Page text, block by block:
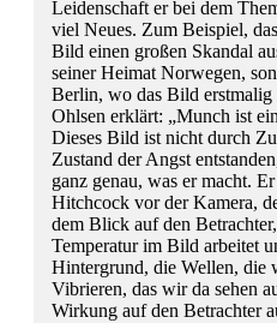
Leidenschaft er bei dem
viel Neues. Zum Beispiel,
Bild einen großen Skandal
seiner Heimat Norwegen,
Berlin, wo das Bild
Ohlsen erklärt: „Munch ist
Dieses Bild ist nicht durch
Zustand der Angst
ganz genau, was er macht.
Hitchcock vor der Kamera,
dem Blick auf den
Temperatur im Bild arbeitet
Hintergrund, die Wellen, die
Vibrieren, das wir da sehen
Wirkung auf den Betrachter